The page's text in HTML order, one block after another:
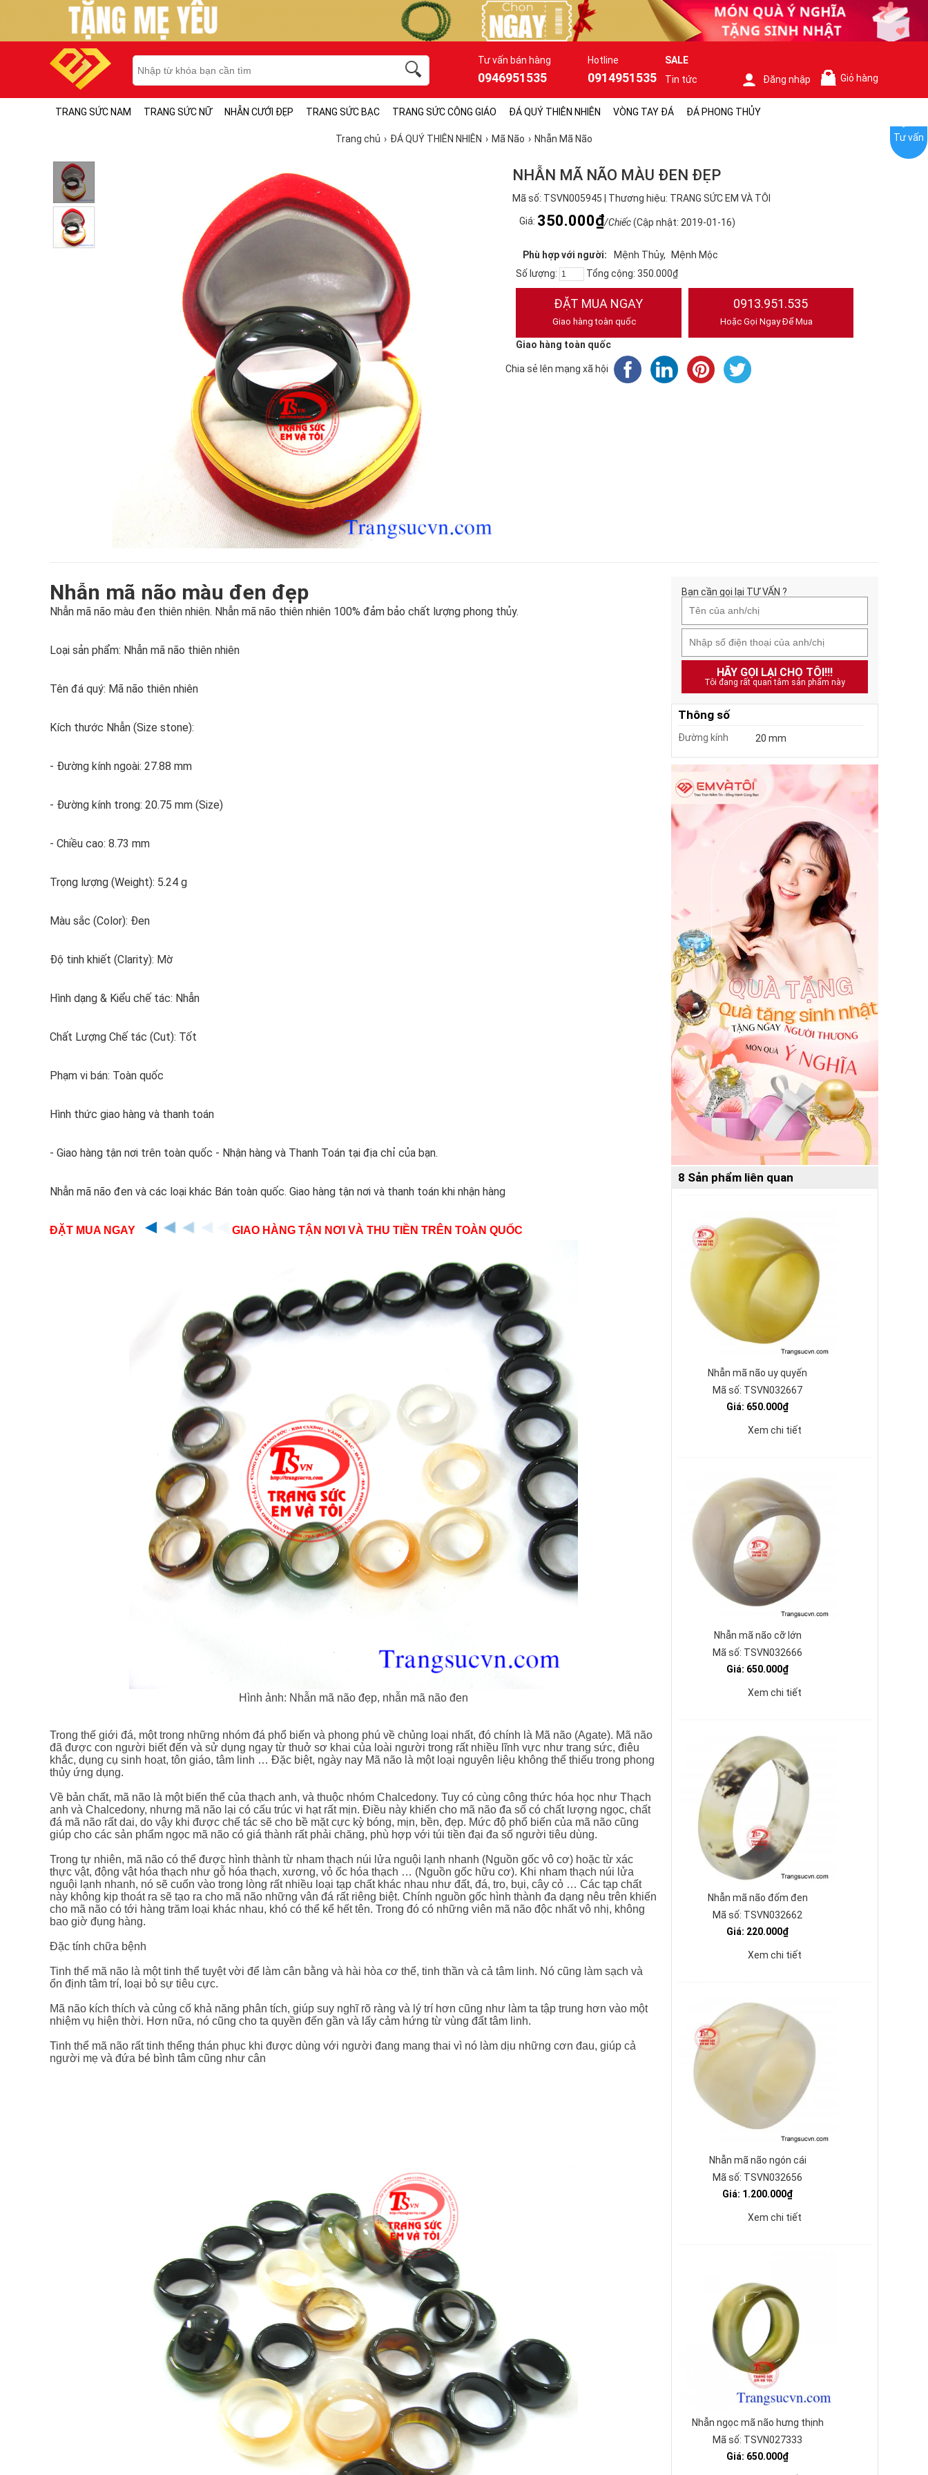
Tư vấn bán hàng
0946951535
Hotline
0914951535
SALE
Tin tức
Đăng nhập Giỏ hàng
TRANG SỨC NAM TRANG SỨC NỮ NHẪN CƯỚI ĐẸP TRANG SỨC BẠC TRANG SỨC CÔNG GIÁO ĐÁ QUÝ THIÊN NHIÊN VÒNG TAY ĐÁ ĐÁ PHONG THỦY
Trang chủ ĐÁ QUÝ THIÊN NHIÊN Mã Não Nhẫn Mã Não
NHẪN MÃ NÃO MÀU ĐEN ĐẸP
Mã số: TSVN005945 | Thương hiệu: TRANG SỨC EM VÀ TÔI
Giá: 350.000₫/Chiếc(Cập nhật: 2019-01-16)
Phù hợp với người: Mệnh Thủy
Mệnh Mộc
Số lượng:
Tổng cộng: 350.000₫
ĐẶT MUA NGAY
Giao hàng toàn quốc
0913.951.535
Hoặc Gọi Ngay Để Mua
Giao hàng toàn quốc
Chia sẻ lên mạng xã hội
Nhẫn mã não màu đen đẹp
Nhẫn mã não màu đen thiên nhiên. Nhẫn mã não thiên nhiên 100% đảm bảo chất lượng phong thủy.
Loại sản phẩm: Nhẫn mã não thiên nhiên
Tên đá quý: Mã não thiên nhiên
Kích thước Nhẫn (Size stone):
- Đường kính ngoài: 27.88 mm
- Đường kính trong: 20.75 mm (Size)
- Chiều cao: 8.73 mm
Trọng lượng (Weight): 5.24 g
Màu sắc (Color): Đen
Độ tinh khiết (Clarity): Mờ
Hình dạng & Kiểu chế tác: Nhẫn
Chất Lượng Chế tác (Cut): Tốt
Phạm vi bán: Toàn quốc
Hình thức giao hàng và thanh toán
- Giao hàng tận nơi trên toàn quốc - Nhận hàng và Thanh Toán tại địa chỉ của bạn.
Nhẫn mã não đen và các loại khác Bán toàn quốc. Giao hàng tận nơi và thanh toán khi nhận hàng
ĐẶT MUA NGAY GIAO HÀNG TẬN NƠI VÀ THU TIỀN TRÊN TOÀN QUỐC
Hình ảnh: Nhẫn mã não đẹp, nhẫn mã não đen
Trong thế giới đá, một trong những nhóm đá phổ biến và phong phú về chủng loại nhất, đó chính là Mã não (Agate). Mã não
đã được con người biết đến và sử dụng ngay từ thuở sơ khai của loài người trong rất nhiều lĩnh vực như trang sức, điêu
khắc, dụng cụ sinh hoạt, tôn giáo, tâm linh … Đặc biệt, ngày nay Mã não là một loại nguyên liệu không thể thiếu trong phong
thủy ứng dụng.
Về bản chất, mã não là một biến thể của thạch anh, và thuộc nhóm Chalcedony. Tuy có cùng công thức hóa học như Thạch
anh và Chalcedony, nhưng mã não lại có cấu trúc vi hạt rất mịn. Điều này khiến cho mã não đa số có chất lượng ngọc, chất
đá mã não rất dai, do vậy khi được chế tác sẽ cho bề mặt cực kỳ bóng, mịn, bền, đẹp. Mức độ phổ biến của mã não cũng
giúp cho các sản phẩm ngọc mã não có giá thành rất phải chăng, phù hợp với túi tiền đại đa số người tiêu dùng.
Trong tự nhiên, mã não có thể được hình thành từ nham thạch núi lửa nguội lạnh nhanh (Nguồn gốc vô cơ) hoặc từ xác
thực vật, động vật hóa thạch như gỗ hóa thạch, xương, vỏ ốc hóa thạch … (Nguồn gốc hữu cơ). Khi nham thạch núi lửa
nguội lạnh nhanh, nó sẽ cuốn vào trong lòng rất nhiều loại tạp chất khác nhau như đất, đá, tro, bụi, cây cỏ … Các tạp chất
này không kịp thoát ra sẽ tạo ra cho mã não những vân đá rất riêng biệt. Chính nguồn gốc hình thành đa dạng nêu trên khiến
cho mã não có tới hàng trăm loại khác nhau, khó có thể kể hết tên. Trong đó có những viên mã não độc nhất vô nhị, không
bao giờ đụng hàng.
Đặc tính chữa bệnh
Tinh thể mã não là một tinh thể tuyệt vời để làm cân bằng và hài hòa cơ thể, tinh thần và cả tâm linh. Nó cũng làm sạch và
ổn định tâm trí, loại bỏ sự tiêu cực.
Mã não kích thích và củng cố khả năng phân tích, giúp suy nghĩ rõ ràng và lý trí hơn cũng như làm ta tập trung hơn vào một
nhiệm vụ hiện thời. Hơn nữa, nó cũng cho ta quyền đến gần và lấy cảm hứng từ vùng đất tâm linh.
Tinh thể mã não rất tinh thểng thán phục khi được dùng với người đang mang thai vì nó làm dịu những cơn đau, giúp cả
người mẹ và đứa bé bình tâm cũng như cân
Bạn cần gọi lại TƯ VẤN ?
HÃY GỌI LẠI CHO TÔI!!!
Tôi đang rất quan tâm sản phẩm này
Thông số
Đường kính 20 mm
8 Sản phẩm liên quan
Nhẫn mã não uy quyến
Mã số: TSVN032667
Giá: 650.000₫
Xem chi tiết
Nhẫn mã não cỡ lớn
Mã số: TSVN032666
Giá: 650.000₫
Xem chi tiết
Nhẫn mã não đốm đen
Mã số: TSVN032662
Giá: 220.000₫
Xem chi tiết
Nhẫn mã não ngón cái
Mã số: TSVN032656
Giá: 1.200.000₫
Xem chi tiết
Nhẫn ngọc mã não hưng thịnh
Mã số: TSVN027333
Giá: 650.000₫
Tư vấn